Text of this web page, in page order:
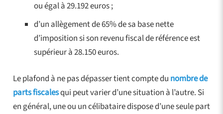
ou égal à 29.192 euros ;
d’un allègement de 65% de sa base nette
d’imposition si son revenu fiscal de référence est
supérieur à 28.150 euros.
Le plafond à ne pas dépasser tient compte du nombre de
parts fiscalesqui peut varier d’une situation à l’autre. Si
en général, une ou un célibataire dispose d’une seule part